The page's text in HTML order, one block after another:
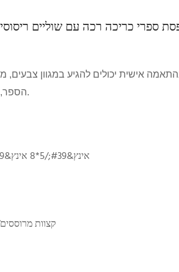
ספרי כריכה רכה עם שוליים
אישית יכולים להגיע במגוון
הספר, עיצוב הכריכה או העדפות המחבר.
6*9 אינץ&#39;/5*8 אינץ&#39;/מותאם אישית
קצוות